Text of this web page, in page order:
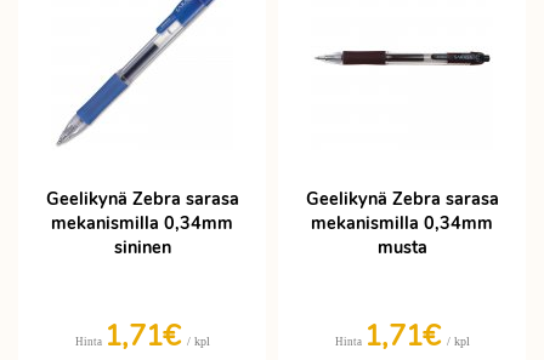
Geelikynä Zebra sarasa
mekanismilla 0,34mm
sininen
Hinta 1,71€ / kpl
Geelikynä Zebra sarasa
mekanismilla 0,34mm
musta
Hinta 1,71€ / kpl